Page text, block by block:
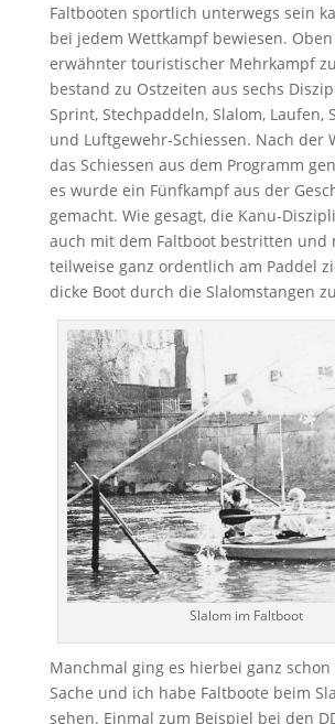
Faltbooten sportlich unterwegs sein
bei jedem Wettkampf bewiesen.
erwähnter touristischer Mehrkampf
bestand zu Ostzeiten aus sechs
Sprint, Stechpaddeln, Slalom, Laufen,
und Luftgewehr-Schiessen. Nach der
das Schiessen aus dem Programm
es wurde ein Fünfkampf aus der
gemacht. Wie gesagt, die Kanu-
auch mit dem Faltboot bestritten und
teilweise ganz ordentlich am Paddel
dicke Boot durch die Slalomstangen
Slalom im Faltboot
Manchmal ging es hierbei ganz
Sache und ich habe Faltboote beim
sehen. Einmal zum Beispiel bei den